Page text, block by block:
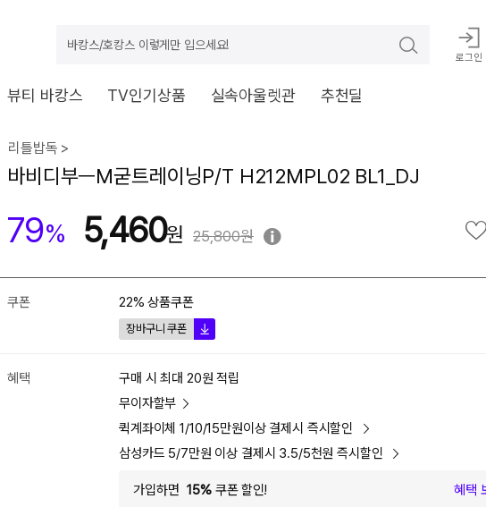
바캉스/호캉스 이렇게만 입으세요!
로그인
뷰티 바캉스 TV인기상품 실속아울렛관 추천딜
리틀밥독 >
바비디부ㅡM굳트레이닝P/T H212MPL02 BL1_DJ
79% 5,460 25,800원
쿠폰 22% 상품쿠폰
장바구니 쿠폰
혜택
구매 시 최대 20원 적립
무이자할부
퀵계좌이체 1/10/15만원이상 결제시 즉시할인
삼성카드 5/7만원 이상 결제시 3.5/5천원 즉시할인
가입하면 15%쿠폰 할인! 혜택